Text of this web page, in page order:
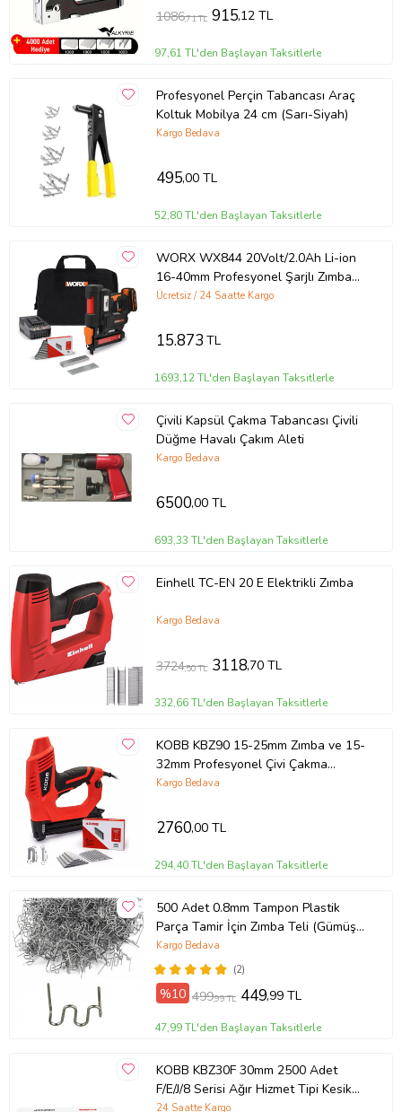
• Profesyonel ağır hizmet tipi kullanımlara uygundur,
• El ile şekillendirilmiş, özel tasarlanmış tutma kolu ile çok rahat
kullanım,
• Pens değiştirme anahtarı
• Kolay perçin yükleme ve boşaltma için yaylı tutma yeri,
• Ulaşılması zor alanlarda perçin yapabilmek için uzun burun yapısı,
• Kilitleme özelliği ile kullanılmadığında güvenli saklama imkânı,
• Kullanılan Perçinler: 2.4mm / 3.2mm / 4.0mm / 4.8mm
kcm16118902
1086,71 TL 915,12 TL
97,61 TL'den Başlayan Taksitlerle
Profesyonel Perçin Tabancası Araç
Koltuk Mobilya 24 cm (Sarı-Siyah)
Kargo Bedava
495,00 TL
52,80 TL'den Başlayan Taksitlerle
WORX WX844 20Volt/2.0Ah Li-ion
16-40mm Profesyonel Şarjlı Zımba
Makinesi + 2700 Adet Yedek Zımba
Ücretsiz / 24 Saatte Kargo
15.873TL
1693,12 TL'den Başlayan Taksitlerle
Çivili Kapsül Çakma Tabancası Çivili
Düğme Havalı Çakım Aleti
Kargo Bedava
6500,00 TL
693,33 TL'den Başlayan Taksitlerle
Einhell TC-EN 20 E Elektrikli Zımba
Kargo Bedava
3724,50 TL 3118,70 TL
332,66 TL'den Başlayan Taksitlerle
KOBB KBZ90 15-25mm Zımba ve 15-
32mm Profesyonel Çivi Çakma
Makinesi + 3000 adet Yedek Zımba
Kargo Bedava
2760,00 TL
294,40 TL'den Başlayan Taksitlerle
500 Adet 0.8mm Tampon Plastik
Parça Tamir İçin Zımba Teli (Gümüş
Gri)
(2)
Kargo Bedava
%10 499,99 TL 449,99 TL
47,99 TL'den Başlayan Taksitlerle
KOBB KBZ30F 30mm 2500 Adet
F/E/J/8 Serisi Ağır Hizmet Tipi Kesik
Başlı Çivi
24 Saatte Kargo